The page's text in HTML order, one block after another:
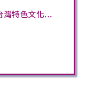
灣特色文化...